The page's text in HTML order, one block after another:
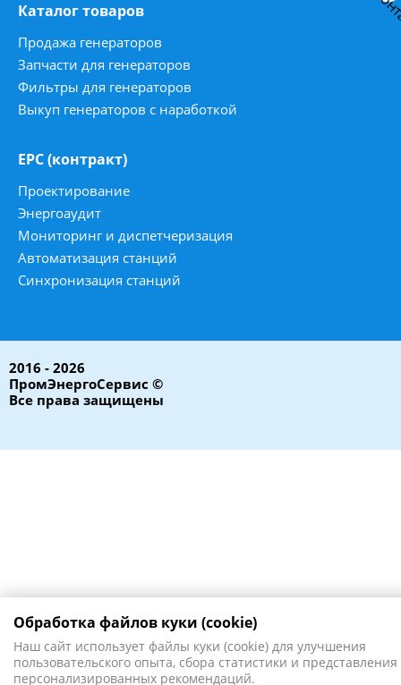
Каталог товаров
Продажа генераторов
Запчасти для генераторов
Фильтры для генераторов
Выкуп генераторов с наработкой
ЕРС (контракт)
Проектирование
Энергоаудит
Мониторинг и диспетчеризация
Автоматизация станций
Синхронизация станций
2016 - 2026
ПромЭнергоСервис ©
Все права защищены
Обработка файлов куки (cookie)
Наш сайт использует файлы куки (cookie) для улучшения
пользовательского опыта, сбора статистики и представления
персонализированных рекомендаций.